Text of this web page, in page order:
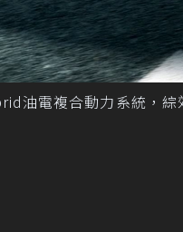
油電複合動力系統，